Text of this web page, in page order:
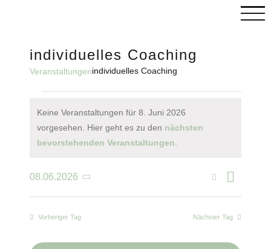
individuelles Coaching
Veranstaltungenindividuelles Coaching
Veranstaltungen
für
8.
Juni
2026
Hinweis
Keine Veranstaltungen für 8. Juni 2026
vorgesehen. Hier geht es zu den nächsten
bevorstehenden Veranstaltungen.
Such-
und
Suche
Tag
08.06.2026
wählen.
Vorheriger Tag Nächster Tag